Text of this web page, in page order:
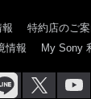
特約店のご
情報
My Sony